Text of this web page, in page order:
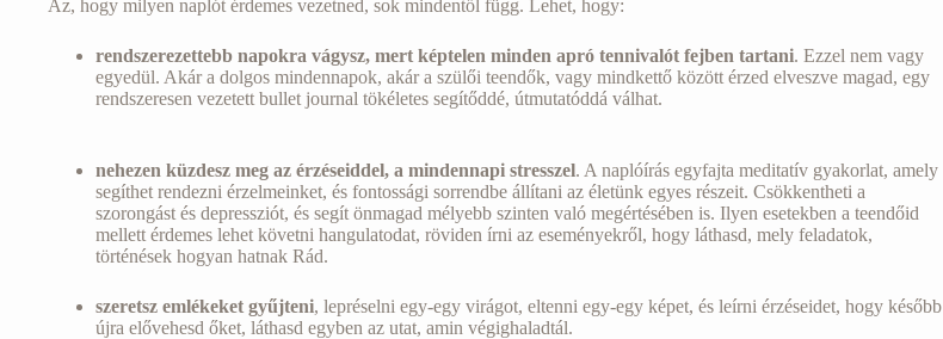
Az, hogy milyen naplót érdemes vezetned, sok mindentől függ. Lehet, hogy:
rendszerezettebb napokra vágysz, mert képtelen minden apró tennivalót fejben tartani. Ezzel nem vagy
egyedül. Akár a dolgos mindennapok, akár a szülői teendők, vagy mindkettő között érzed elveszve magad, egy
rendszeresen vezetett bullet journal tökéletes segítőddé, útmutatóddá válhat.
nehezen küzdesz meg az érzéseiddel, a mindennapi stresszel. A naplóírás egyfajta meditatív gyakorlat, amely
segíthet rendezni érzelmeinket, és fontossági sorrendbe állítani az életünk egyes részeit. Csökkentheti a
szorongást és depressziót, és segít önmagad mélyebb szinten való megértésében is. Ilyen esetekben a teendőid
mellett érdemes lehet követni hangulatodat, röviden írni az eseményekről, hogy láthasd, mely feladatok,
történések hogyan hatnak Rád.
szeretsz emlékeket gyűjteni, lepréselni egy-egy virágot, eltenni egy-egy képet, és leírni érzéseidet, hogy később
újra elővehesd őket, láthasd egyben az utat, amin végighaladtál.